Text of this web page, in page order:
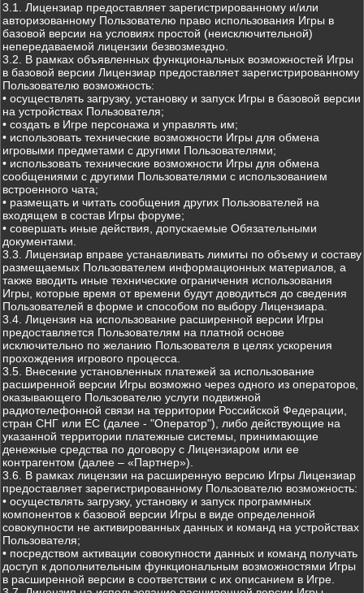
3.1. Лицензиар предоставляет зарегистрированному и/или
авторизованному Пользователю право использования Игры в
базовой версии на условиях простой (неисключительной)
непередаваемой лицензии безвозмездно.
3.2. В рамках объявленных функциональных возможностей Игры
в базовой версии Лицензиар предоставляет зарегистрированному
Пользователю возможность:
• осуществлять загрузку, установку и запуск Игры в базовой версии
на устройствах Пользователя;
• создать в Игре персонажа и управлять им;
• использовать технические возможности Игры для обмена
игровыми предметами с другими Пользователями;
• использовать технические возможности Игры для обмена
сообщениями с другими Пользователями с использованием
встроенного чата;
• размещать и читать сообщения других Пользователей на
входящем в состав Игры форуме;
• совершать иные действия, допускаемые Обязательными
документами.
3.3. Лицензиар вправе устанавливать лимиты по объему и составу
размещаемых Пользователем информационных материалов, а
также вводить иные технические ограничения использования
Игры, которые время от времени будут доводиться до сведения
Пользователей в форме и способом по выбору Лицензиара.
3.4. Лицензия на использование расширенной версии Игры
предоставляется Пользователям на платной основе
исключительно по желанию Пользователя в целях ускорения
прохождения игрового процесса.
3.5. Внесение установленных платежей за использование
расширенной версии Игры возможно через одного из операторов,
оказывающего Пользователю услуги подвижной
радиотелефонной связи на территории Российской Федерации,
стран СНГ или ЕС (далее - "Оператор"), либо действующие на
указанной территории платежные системы, принимающие
денежные средства по договору с Лицензиаром или ее
контрагентом (далее – «Партнер»).
3.6. В рамках лицензии на расширенную версию Игры Лицензиар
предоставляет зарегистрированному Пользователю возможность:
• осуществлять загрузку, установку и запуск программных
компонентов к базовой версии Игры в виде определенной
совокупности не активированных данных и команд на устройствах
Пользователя;
• посредством активации совокупности данных и команд получать
доступ к дополнительным функциональным возможностями Игры
в расширенной версии в соответствии с их описанием в Игре.